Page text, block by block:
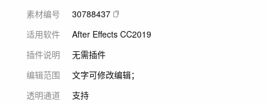
素材编号
30788437
适用软件
After Effects CC2019
插件说明
无需插件
编辑范围
文字可修改编辑；
透明通道
支持